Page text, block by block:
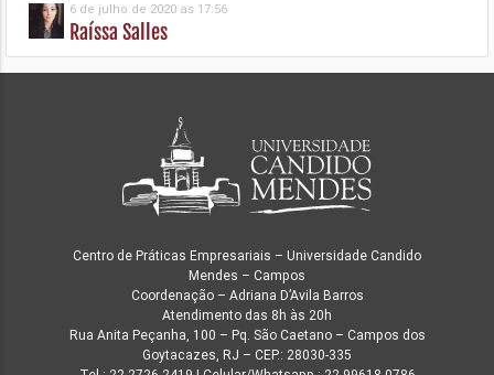
6 de julho de 2020 as 17:56
Raíssa Salles
Centro de Práticas Empresariais – Universidade Candido
Mendes – Campos
Coordenação – Adriana D’Avila Barros
Atendimento das 8h às 20h
Rua Anita Peçanha, 100 – Pq. São Caetano – Campos dos
Goytacazes, RJ – CEP.: 28030-335